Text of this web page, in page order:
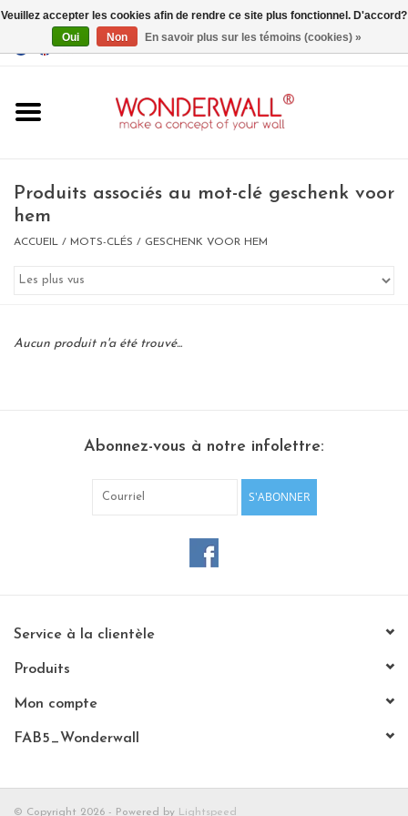
EUR/GBP
tableau magnétique
Produits associés au mot-clé geschenk voor
hem
ACCUEIL / MOTS-CLÉS / GESCHENK VOOR HEM
Aucun produit n'a été trouvé...
Abonnez-vous à notre infolettre:
S'ABONNER
Service à la clientèle
Produits
Mon compte
FAB5_Wonderwall
© Copyright 2026 - Powered by Lightspeed
Veuillez accepter les cookies afin de rendre ce site plus fonctionnel. D'accord?
Oui
Non En savoir plus sur les témoins (cookies) »